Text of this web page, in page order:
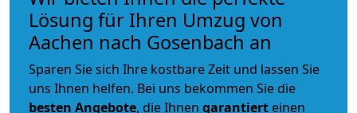
Lösung für Ihren Umzug von
Aachen nach Gosenbach an
Sparen Sie sich Ihre kostbare Zeit und lassen Sie
uns Ihnen helfen. Bei uns bekommen Sie die
besten Angebote, die Ihnen garantiert einen